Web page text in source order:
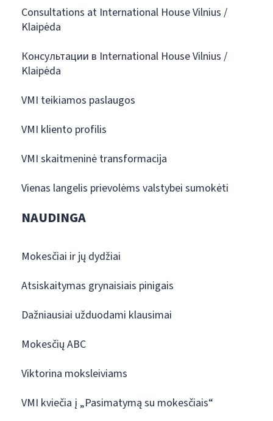
Consultations at International House Vilnius /
Klaipėda
Консультации в International House Vilnius /
Klaipėda
VMI teikiamos paslaugos
VMI kliento profilis
VMI skaitmeninė transformacija
Vienas langelis prievolėms valstybei sumokėti
NAUDINGA
Mokesčiai ir jų dydžiai
Atsiskaitymas grynaisiais pinigais
Dažniausiai užduodami klausimai
Mokesčių ABC
Viktorina moksleiviams
VMI kviečia į „Pasimatymą su mokesčiais“